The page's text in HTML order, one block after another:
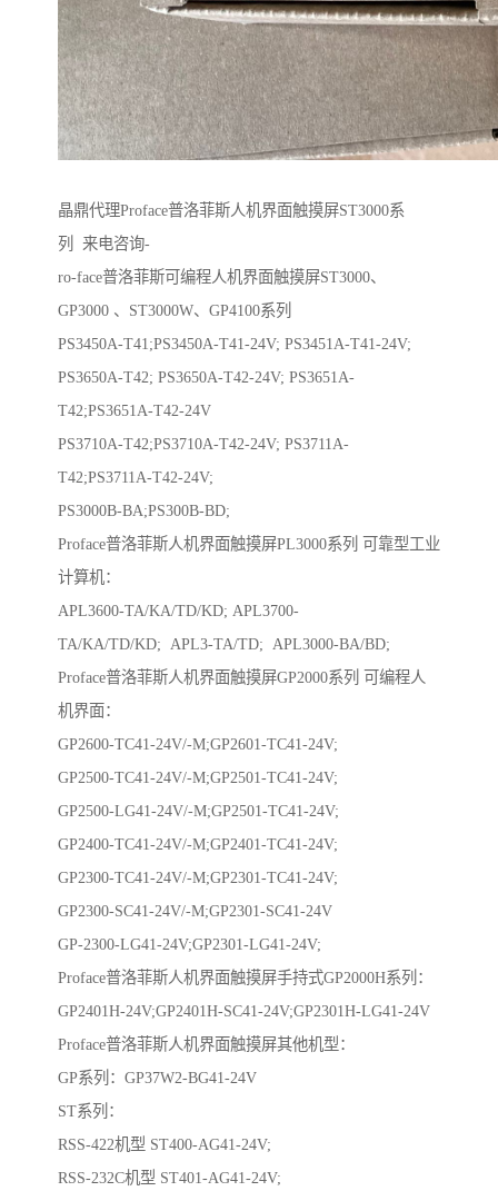
晶鼎代理Proface普洛菲斯人机界面触摸屏ST3000系
列 来电咨询-
ro-face普洛菲斯可编程人机界面触摸屏ST3000、
GP3000 、ST3000W、GP4100系列
PS3450A-T41;PS3450A-T41-24V; PS3451A-T41-24V;
PS3650A-T42; PS3650A-T42-24V; PS3651A-
T42;PS3651A-T42-24V
PS3710A-T42;PS3710A-T42-24V; PS3711A-
T42;PS3711A-T42-24V;
PS3000B-BA;PS300B-BD;
Proface普洛菲斯人机界面触摸屏PL3000系列 可靠型工业
计算机：
APL3600-TA/KA/TD/KD; APL3700-
TA/KA/TD/KD; APL3-TA/TD; APL3000-BA/BD;
Proface普洛菲斯人机界面触摸屏GP2000系列 可编程人
机界面：
GP2600-TC41-24V/-M;GP2601-TC41-24V;
GP2500-TC41-24V/-M;GP2501-TC41-24V;
GP2500-LG41-24V/-M;GP2501-TC41-24V;
GP2400-TC41-24V/-M;GP2401-TC41-24V;
GP2300-TC41-24V/-M;GP2301-TC41-24V;
GP2300-SC41-24V/-M;GP2301-SC41-24V
GP-2300-LG41-24V;GP2301-LG41-24V;
Proface普洛菲斯人机界面触摸屏手持式GP2000H系列：
GP2401H-24V;GP2401H-SC41-24V;GP2301H-LG41-24V
Proface普洛菲斯人机界面触摸屏其他机型：
GP系列：GP37W2-BG41-24V
ST系列：
RSS-422机型 ST400-AG41-24V;
RSS-232C机型 ST401-AG41-24V;